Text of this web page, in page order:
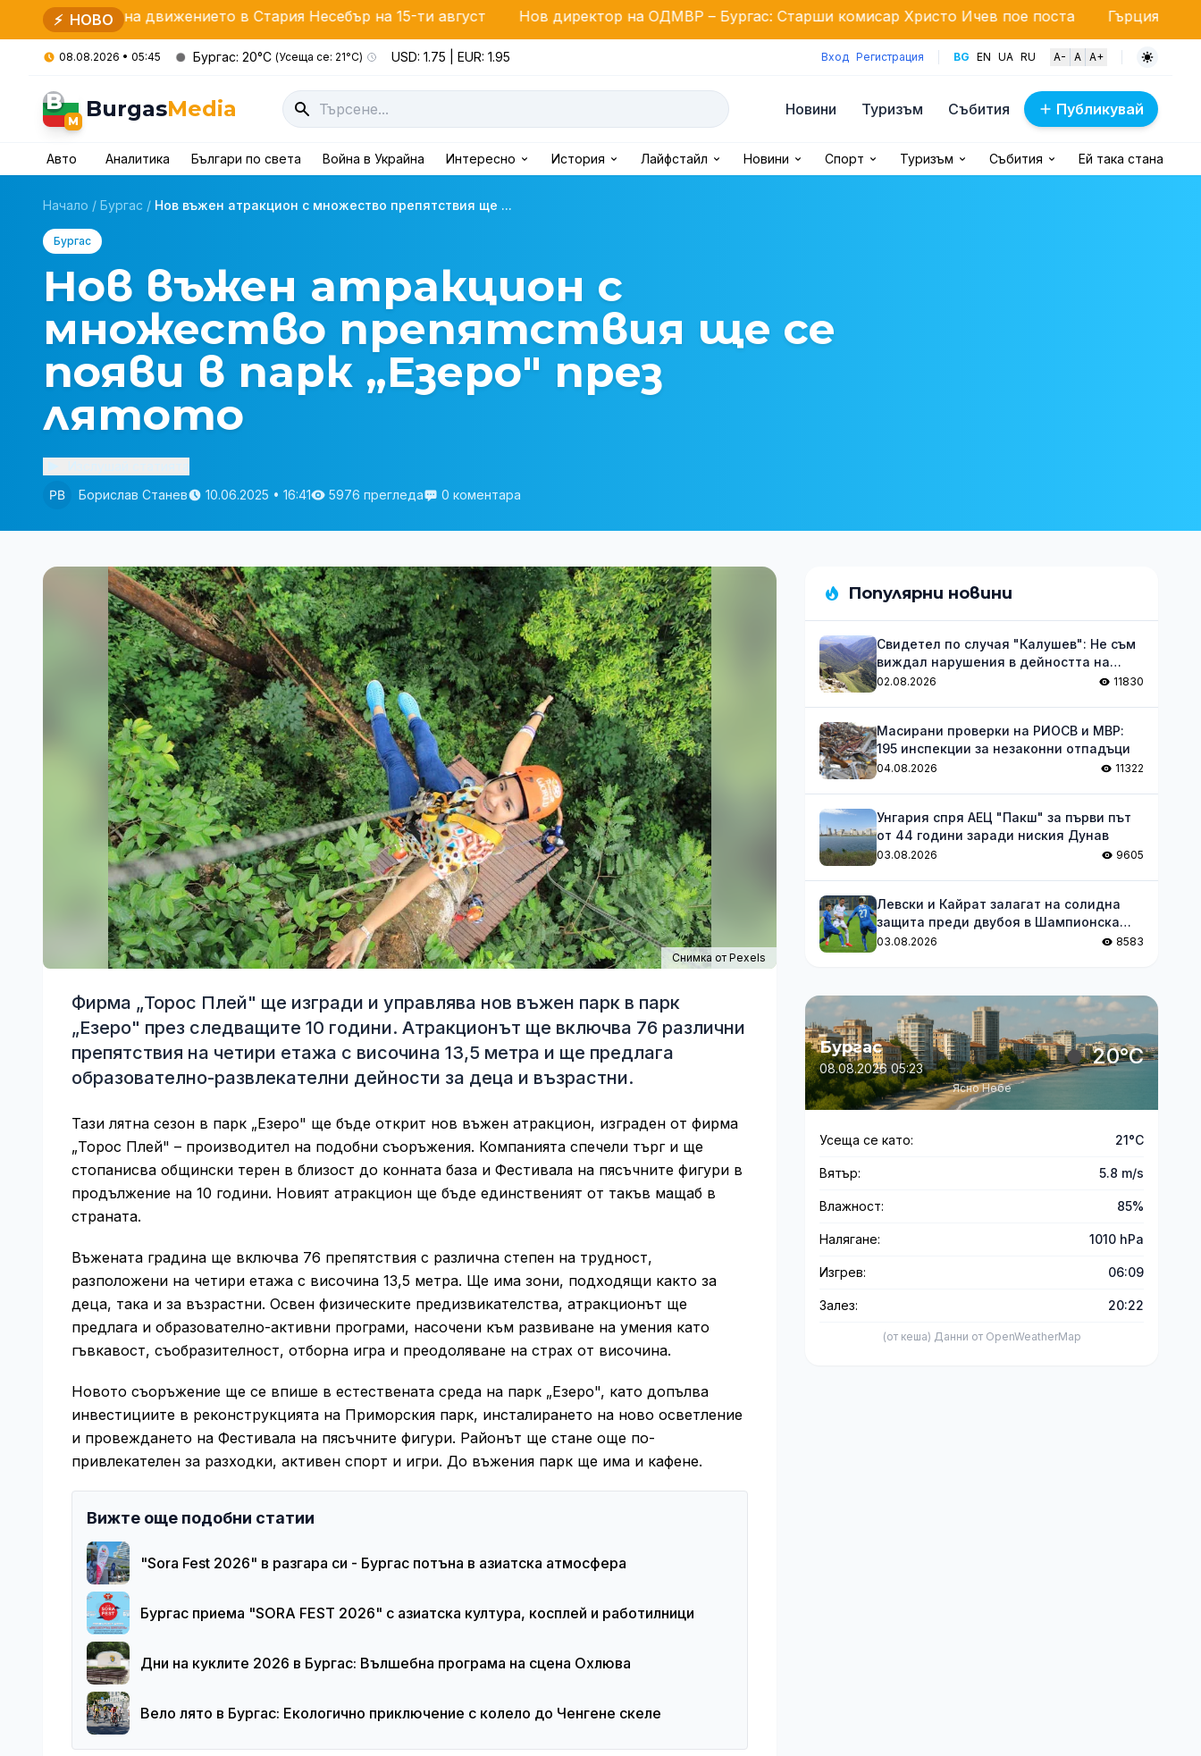
⚡ НОВО
на движението в Стария Несебър на 15-ти август Нов директор на ОДМВР – Бургас: Старши комисар Христо Ичев пое поста Гърция с жесток
08.08.2026 • 05:45 Бургас: 20°C (Усеща се: 21°C) USD: 1.75 | EUR: 1.95 Вход Регистрация BG EN UA RU A- A A+
B
M BurgasMedia Новини Туризъм Събития Публикувай
Авто Аналитика Българи по света Война в Украйна Интересно История Лайфстайл Новини Спорт Туризъм Събития Ей така стана
Начало / Бургас / Нов въжен атракцион с множество препятствия ще ...
Бургас
Нов въжен атракцион с
множество препятствия ще се
появи в парк „Езеро" през
лятото
Борислав Станев
10.06.2025 • 16:41 5976 прегледа 0 коментара
Снимка отPexels
Фирма „Торос Плей" ще изгради и управлява нов въжен парк в парк
„Езеро" през следващите 10 години. Атракционът ще включва 76 различни
препятствия на четири етажа с височина 13,5 метра и ще предлага
образователно-развлекателни дейности за деца и възрастни.
Тази лятна сезон в парк „Езеро" ще бъде открит нов въжен атракцион, изграден от фирма
„Торос Плей" – производител на подобни съоръжения. Компанията спечели търг и ще
стопанисва общински терен в близост до конната база и Фестивала на пясъчните фигури в
продължение на 10 години. Новият атракцион ще бъде единственият от такъв мащаб в
страната.
Въжената градина ще включва 76 препятствия с различна степен на трудност,
разположени на четири етажа с височина 13,5 метра. Ще има зони, подходящи както за
деца, така и за възрастни. Освен физическите предизвикателства, атракционът ще
предлага и образователно-активни програми, насочени към развиване на умения като
гъвкавост, съобразителност, отборна игра и преодоляване на страх от височина.
Новото съоръжение ще се впише в естествената среда на парк „Езеро", като допълва
инвестициите в реконструкцията на Приморския парк, инсталирането на ново осветление
и провеждането на Фестивала на пясъчните фигури. Районът ще стане още по-
привлекателен за разходки, активен спорт и игри. До въжения парк ще има и кафене.
Вижте още подобни статии
"Sora Fest 2026" в разгара си - Бургас потъна в азиатска атмосфера
Бургас приема "SORA FEST 2026" с азиатска култура, косплей и работилници
Дни на куклите 2026 в Бургас: Вълшебна програма на сцена Охлюва
Вело лято в Бургас: Екологично приключение с колело до Ченгене скеле
Популярни новини
Свидетел по случая "Калушев": Не съм
виждал нарушения в дейността на
групата
02.08.2026 11830
Масирани проверки на РИОСВ и МВР:
195 инспекции за незаконни отпадъци
04.08.2026 11322
Унгария спря АЕЦ "Пакш" за първи път
от 44 години заради ниския Дунав
03.08.2026 9605
Левски и Кайрат залагат на солидна
защита преди двубоя в Шампионска
лига
03.08.2026 8583
Бургас
08.08.2026 05:23 20°C
Ясно Небе
Усеща се като: 21°C
Вятър: 5.8 m/s
Влажност: 85%
Налягане: 1010 hPa
Изгрев: 06:09
Залез: 20:22
(от кеша) Данни от OpenWeatherMap